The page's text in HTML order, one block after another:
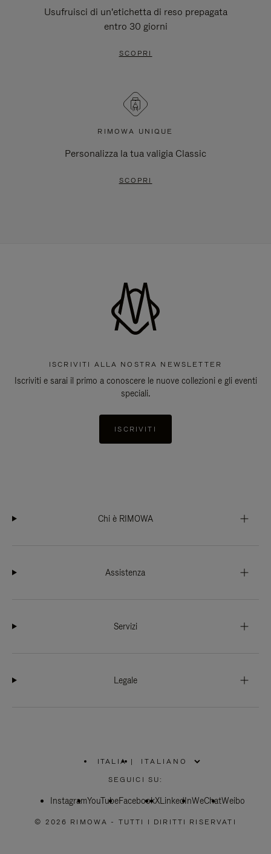
Usufruisci di un'etichetta di reso prepagata
entro 30 giorni
SCOPRI
RIMOWA UNIQUE
Personalizza la tua valigia Classic
SCOPRI
ISCRIVITI ALLA NOSTRA NEWSLETTER
Iscriviti e sarai il primo a conoscere le nuove collezioni e gli eventi
speciali.
ISCRIVITI
Chi è RIMOWA
Assistenza
Servizi
Legale
ITALIA
SELEZIONA
IL
PAESE
|
SEGUICI SU:
InstagramYouTubeFacebookXLinkedInWeChatWeibo
© 2026 RIMOWA - TUTTI I DIRITTI RISERVATI